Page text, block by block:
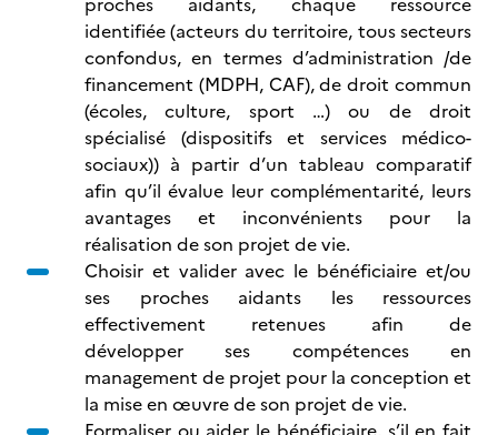
identifiée (acteurs du territoire, tous secteurs
confondus, en termes d’administration /de
financement (MDPH, CAF), de droit commun
(écoles, culture, sport …) ou de droit
spécialisé (dispositifs et services médico-
sociaux)) à partir d’un tableau comparatif
afin qu’il évalue leur complémentarité, leurs
avantages et inconvénients pour la
réalisation de son projet de vie.
Choisir et valider avec le bénéficiaire et/ou
ses proches aidants les ressources
effectivement retenues afin de
développer ses compétences en
management de projet pour la conception et
la mise en œuvre de son projet de vie.